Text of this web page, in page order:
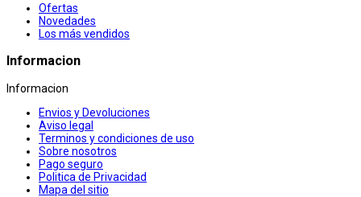
Ofertas
Novedades
Los más vendidos
Informacion
Informacion
Envios y Devoluciones
Aviso legal
Terminos y condiciones de uso
Sobre nosotros
Pago seguro
Politica de Privacidad
Mapa del sitio